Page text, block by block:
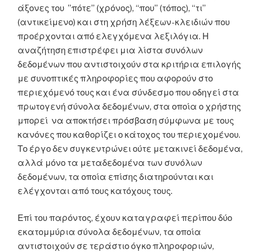
άξονες του ”πότε” (χρόνος), “που” (τόπος), “τι”
(αντικείμενο) και στη χρήση λέξεων-κλειδιών που
προέρχονται από ελεγχόμενα λεξιλόγια. Η
αναζήτηση επιστρέφει μια λίστα συνόλων
δεδομένων που αντιστοιχούν στα κριτήρια επιλογής
με συνοπτικές πληροφορίες που αφορούν στο
περιεχόμενό τους και ένα σύνδεσμο που οδηγεί στα
πρωτογενή σύνολα δεδομένων, στα οποία ο χρήστης
μπορεί να αποκτήσει πρόσβαση σύμφωνα με τους
κανόνες που καθορίζει ο κάτοχος του περιεχομένου.
Το έργο δεν συγκεντρώνει ούτε μετακινεί δεδομένα,
αλλά μόνο τα μεταδεδομένα των συνόλων
δεδομένων, τα οποία επίσης διατηρούνται και
ελέγχονται από τους κατόχους τους.
Επί του παρόντος, έχουν καταγραφεί περίπου δύο
εκατομμύρια σύνολα δεδομένων, τα οποία
αντιστοιχούν σε τεράστιο όγκο πληροφοριών,